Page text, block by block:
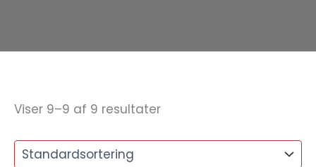
Viser 9–9 af 9 resultater